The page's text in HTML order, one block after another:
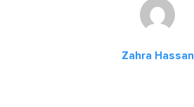
Zahra Hassan